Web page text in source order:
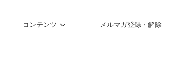
コンテンツ メルマガ登録・解除